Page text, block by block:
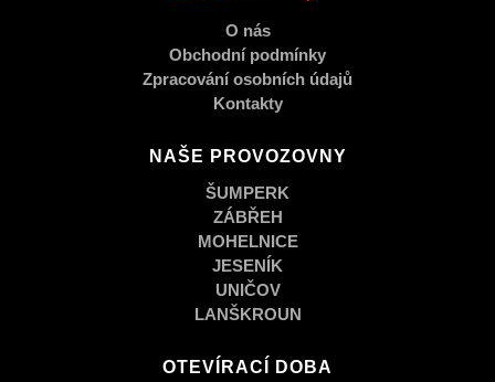
O nás
Obchodní podmínky
Zpracování osobních údajů
Kontakty
NAŠE PROVOZOVNY
ŠUMPERK
ZÁBŘEH
MOHELNICE
JESENÍK
UNIČOV
LANŠKROUN
OTEVÍRACÍ DOBA